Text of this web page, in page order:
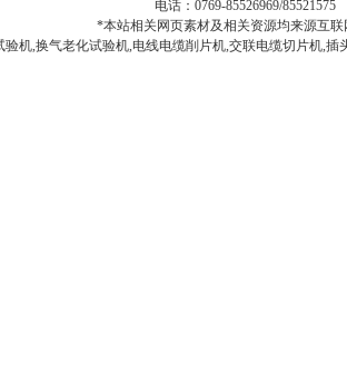
电话：0769-85526969/
*本站相关网页素材及相关资源均来源互
验机,换气老化试验机,电线电缆削片机,交联电缆切片机,